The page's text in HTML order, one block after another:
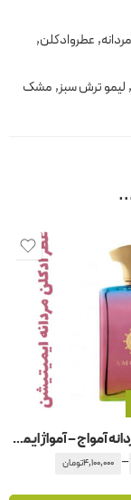
, عطروادکلن,
, لیمو ترش سبز, مشک
عطر ادکلن مردانه آمواج – آمواژ ایمیتیشن
–
4,100,000تومان